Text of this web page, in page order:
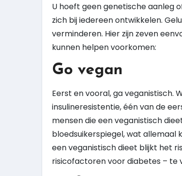
U hoeft geen genetische aanleg
zich bij iedereen ontwikkelen.
verminderen. Hier zijn zeven
kunnen helpen voorkomen:
Go vegan
Eerst en vooral, ga veganistisch.
insulineresistentie, één van de
mensen die een veganistisch
bloedsuikerspiegel, wat allemaal
een veganistisch dieet blijkt het
risicofactoren voor diabetes – te